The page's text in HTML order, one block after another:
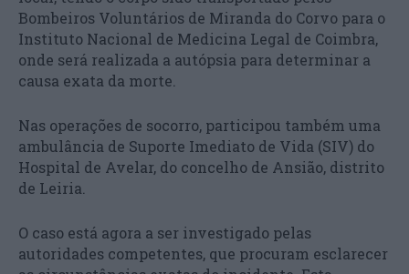
Bombeiros Voluntários de Miranda do Corvo para o
Instituto Nacional de Medicina Legal de Coimbra,
onde será realizada a autópsia para determinar a
causa exata da morte.
Nas operações de socorro, participou também uma
ambulância de Suporte Imediato de Vida (SIV) do
Hospital de Avelar, do concelho de Ansião, distrito
de Leiria.
O caso está agora a ser investigado pelas
autoridades competentes, que procuram esclarecer